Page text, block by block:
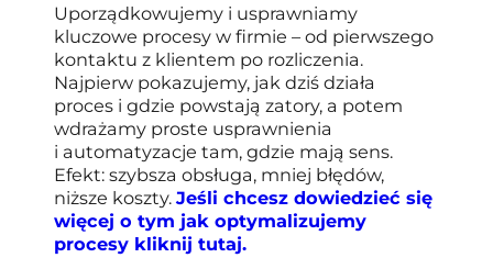
Uporządkowujemy i usprawniamy
kluczowe procesy w firmie – od pierwszego
kontaktu z klientem po rozliczenia.
Najpierw pokazujemy, jak dziś działa
proces i gdzie powstają zatory, a potem
wdrażamy proste usprawnienia
i automatyzacje tam, gdzie mają sens.
Efekt: szybsza obsługa, mniej błędów,
niższe koszty.Jeśli chcesz dowiedzieć się
więcej o tym jak optymalizujemy
procesy kliknij tutaj.